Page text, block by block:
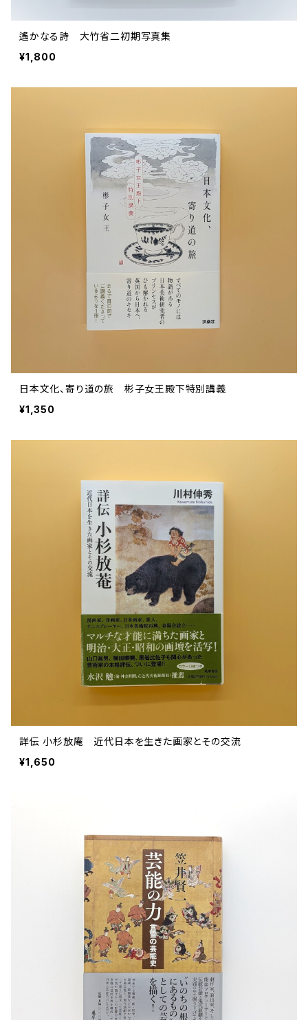
遙かなる詩 大竹省二初期写真集
¥1,800
日本文化、寄り道の旅 彬子女王殿下特別講義
¥1,350
詳伝 小杉放庵 近代日本を生きた画家とその交流
¥1,650